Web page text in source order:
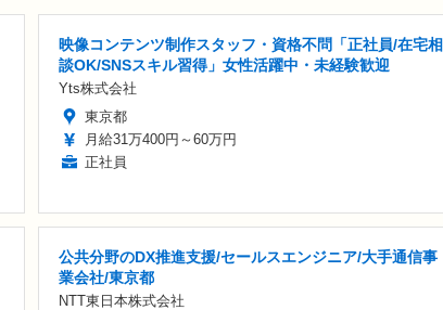
映像コンテンツ制作スタッフ・資格不問「正社員/在宅相
談OK/SNSスキル習得」女性活躍中・未経験歓迎
Yts株式会社
東京都
月給31万400円～60万円
正社員
公共分野のDX推進支援/セールスエンジニア/大手通信事
業会社/東京都
NTT東日本株式会社